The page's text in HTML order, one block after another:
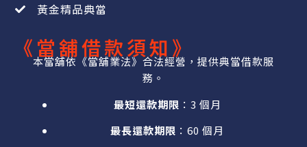
黃金精品典當
《當舖借款須知》
本當舖依《當舖業法》合法經營，提供典當借款服
務。
最短還款期限 ：3 個月
最長還款期限 ：60 個月